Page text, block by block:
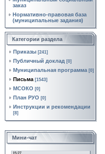
заказ
Нормативно‑правовая база
(муниципальные задания)
Категории раздела
Приказы [241]
Публичный доклад [0]
Муниципальная программа [0]
Письма [1543]
МСОКО [0]
План РУО [0]
Инструкции и рекомендации
[8]
Мини-чат